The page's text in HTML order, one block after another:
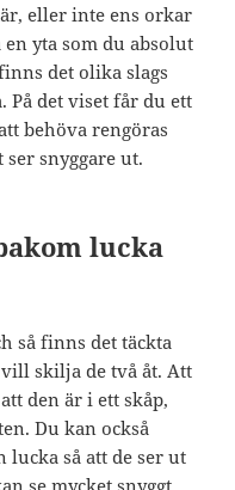
eller inte ens orkar
yta som du absolut
det olika slags
På det viset får du ett
behöva rengöras
snyggare ut.
lucka
så finns det täckta
skilja de två åt. Att
den är i ett skåp,
Du kan också
så att de ser ut
se mycket snyggt